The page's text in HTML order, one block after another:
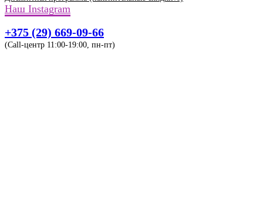
Наш Instagram
+375 (29) 669-09-66
(Call-центр 11:00-19:00, пн-пт)